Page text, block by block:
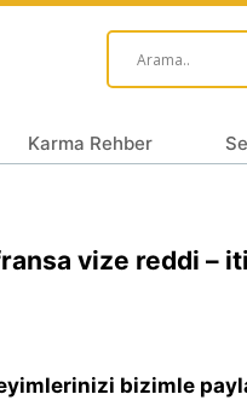
Karma Rehber
vize reddi –
bizimle